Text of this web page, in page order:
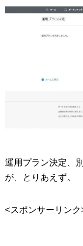
運用プラン決定、
が、とりあえず。
<スポンサーリンク